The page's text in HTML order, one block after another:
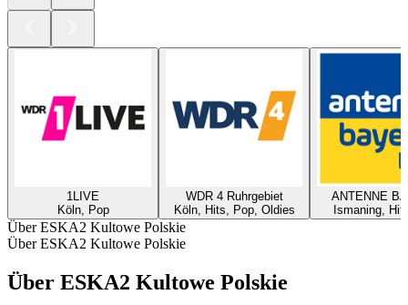
1LIVE
Köln, Pop
WDR 4 Ruhrgebiet
Köln, Hits, Pop, Oldies
ANTENNE
Ismaning,
Über ESKA2 Kultowe Polskie
Über ESKA2 Kultowe Polskie
Über ESKA2 Kultowe Polskie